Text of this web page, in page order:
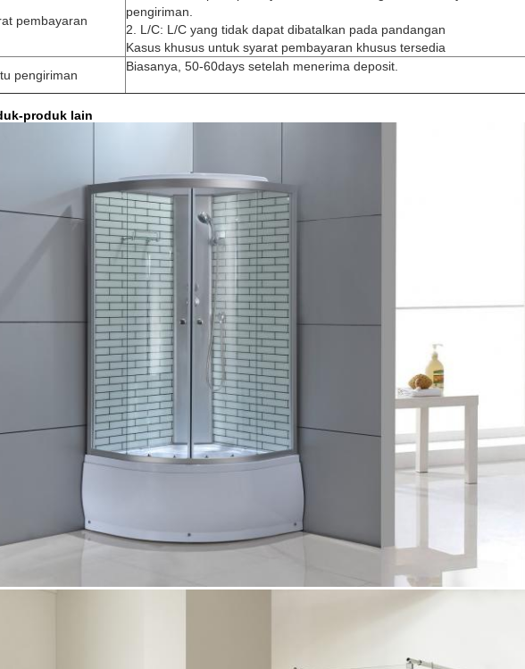
pembayaran
pengiriman.
2. L/C: L/C yang tidak dapat dibatalkan pada pandangan
Kasus khusus untuk syarat pembayaran khusus tersedia
pengiriman
Biasanya, 50-60days setelah menerima deposit.
produk lain